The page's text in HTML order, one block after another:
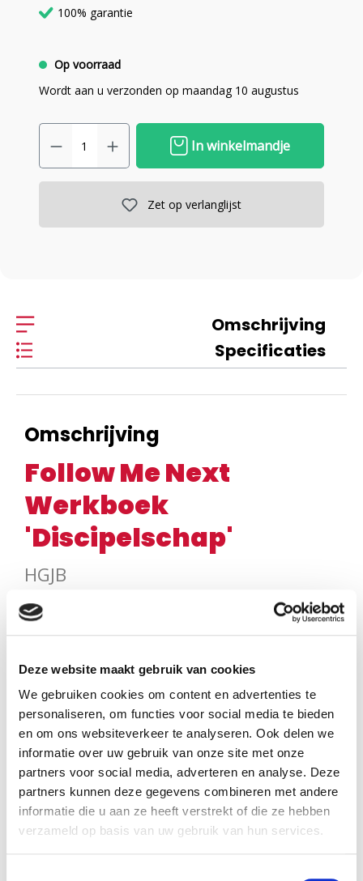
Deze website maakt gebruik van cookies
We gebruiken cookies om content en advertenties te
personaliseren, om functies voor social media te bieden
en om ons websiteverkeer te analyseren. Ook delen we
informatie over uw gebruik van onze site met onze
partners voor social media, adverteren en analyse. Deze
partners kunnen deze gegevens combineren met andere
informatie die u aan ze heeft verstrekt of die ze hebben
verzameld op basis van uw gebruik van hun services.
100% garantie
Op voorraad
Wordt aan u verzonden op maandag 10 augustus
In winkelmandje
Zet op verlanglijst
Omschrijving
Specificaties
Omschrijving
Follow Me Next
Werkboek
'Discipelschap'
HGJB
Met ingang van het seizoen 2025/2026 zijn (in
tegelijkertijd verkrijgbaar. Alle jaarreeksen zijn in
willekeurige volgorde te gebruiken. De jaargang die voor
het komende seizoen geüpdatet is, is Discipelschap.
Follow Me Next is een methode voor mentorcatechese aan
16+. In de jaargang Discipelschap komen onder andere de
volgende thema´s aan de orde: ’Waarom Jezus?’, ‘Leven
naar Gods geboden', ‘Vervuld met de Heilige Geest’, ‘Leren